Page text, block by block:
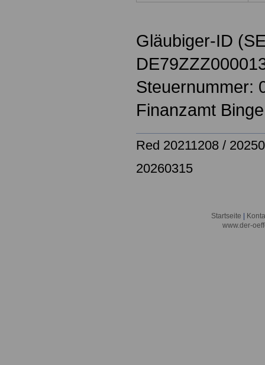
Gläubiger-ID
Steuernummer:
Finanzamt
Red 20211208 /
20260315
Startseite
www.der-